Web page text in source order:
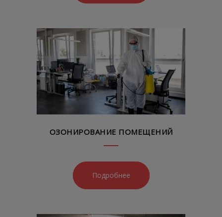
ОЗОНИРОВАНИЕ ПОМЕЩЕНИЙ
Подробнее